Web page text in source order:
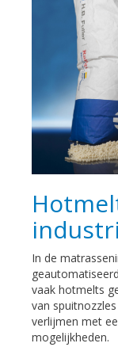
In de
vaak hotmelts
van
verlijmen met
mogelijkheden.